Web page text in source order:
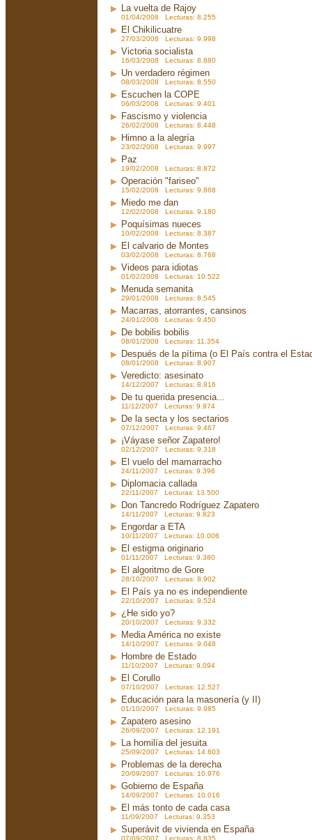
La vuelta de Rajoy
01/04/2008 Lecturas: 8.255
El Chikilicuatre
27/03/2008 Lecturas: 9.998
Victoria socialista
16/03/2008 Lecturas: 8.880
Un verdadero régimen
08/03/2008 Lecturas: 8.550
Escuchen la COPE
06/03/2008 Lecturas: 9.401
Fascismo y violencia
26/02/2008 Lecturas: 8.448
Himno a la alegría
23/02/2008 Lecturas: 9.997
Paz
19/02/2008 Lecturas: 8.872
Operación "fariseo"
15/02/2008 Lecturas: 9.868
Miedo me dan
12/02/2008 Lecturas: 9.180
Poquísimas nueces
10/02/2008 Lecturas: 8.387
El calvario de Montes
03/02/2008 Lecturas: 8.768
Videos para idiotas
01/02/2008 Lecturas: 10.522
Menuda semanita
29/01/2008 Lecturas: 8.545
Macarras, atorrantes, cansinos
24/01/2008 Lecturas: 9.450
De bobilis bobilis
08/01/2008 Lecturas: 11.354
Después de la pítima (o El País contra el
08/01/2008 Lecturas: 8.907
Veredicto: asesinato
14/12/2007 Lecturas: 8.816
De tu querida presencia...
11/12/2007 Lecturas: 9.974
De la secta y los sectarios
07/12/2007 Lecturas: 9.467
¡Váyase señor Zapatero!
02/12/2007 Lecturas: 9.318
El vuelo del mamarracho
24/11/2007 Lecturas: 9.396
Diplomacia callada
22/11/2007 Lecturas: 13.500
Don Tancredo Rodríguez Zapatero
14/11/2007 Lecturas: 9.823
Engordar a ETA
10/11/2007 Lecturas: 10.006
El estigma originario
01/11/2007 Lecturas: 9.380
El algoritmo de Gore
28/10/2007 Lecturas: 8.902
El País ya no es independiente
22/10/2007 Lecturas: 9.524
¿He sido yo?
20/10/2007 Lecturas: 9.332
Media América no existe
14/10/2007 Lecturas: 9.048
Hombre de Estado
11/10/2007 Lecturas: 9.094
El Corullo
07/10/2007 Lecturas: 12.527
Educación para la masonería (y II)
01/10/2007 Lecturas: 9.985
Zapatero asesino
26/09/2007 Lecturas: 12.191
La homilía del jesuita
25/09/2007 Lecturas: 14.603
Problemas de la derecha
20/09/2007 Lecturas: 10.976
Gobierno de España
14/09/2007 Lecturas: 10.016
El más tonto de cada casa
11/09/2007 Lecturas: 9.353
Superávit de vivienda en España
07/09/2007 Lecturas: 8.835